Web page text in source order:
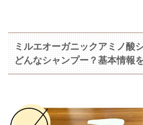
ミルエオーガニックアミノ酸
どんなシャンプー？基本情報